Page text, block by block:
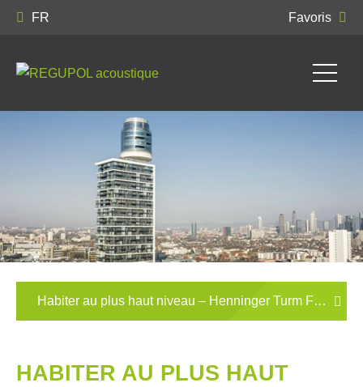
FR Favoris
Habiter au plus haut niveau – Henninger Turm Francfort
HABITER AU PLUS HAUT